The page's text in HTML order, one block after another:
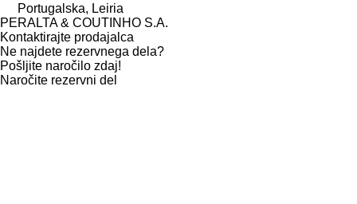
Portugalska, Leiria
PERALTA & COUTINHO S.A.
Kontaktirajte prodajalca
Ne najdete rezervnega dela?
Pošljite naročilo zdaj!
Naročite rezervni del